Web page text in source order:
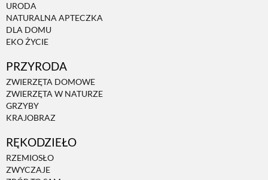
URODA
NATURALNA APTECZKA
DLA DOMU
EKO ŻYCIE
PRZYRODA
ZWIERZĘTA DOMOWE
ZWIERZĘTA W NATURZE
GRZYBY
KRAJOBRAZ
RĘKODZIEŁO
RZEMIOSŁO
ZWYCZAJE